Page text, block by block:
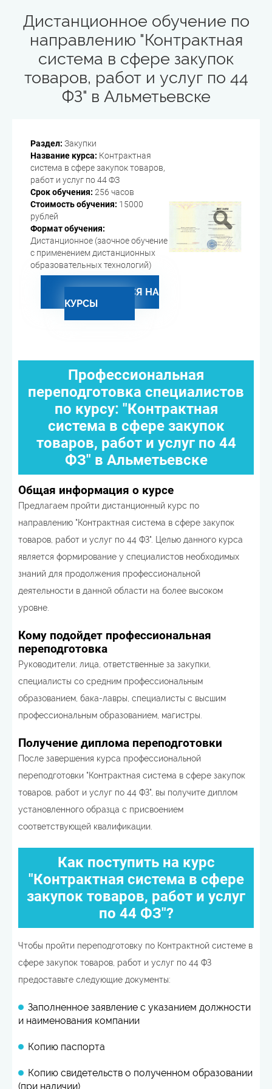
Дистанционное обучение по
направлению "Контрактная
система в сфере закупок
товаров, работ и услуг по 44
ФЗ" в Альметьевске
Раздел: Закупки
Название курса: Контрактная
система в сфере закупок товаров,
работ и услуг по 44 ФЗ
Срок обучения: 256 часов
Стоимость обучения: 15000
рублей
Формат обучения:
Дистанционное (заочное обучение
с применением дистанционных
образовательных технологий)
ЗАПИСАТЬСЯ НА
КУРСЫ
Профессиональная
переподготовка специалистов
по курсу: "Контрактная
система в сфере закупок
товаров, работ и услуг по 44
ФЗ" в Альметьевске
Общая информация о курсе
Предлагаем пройти дистанционный курс по
направлению "Контрактная система в сфере закупок
товаров, работ и услуг по 44 ФЗ". Целью данного курса
является формирование у специалистов необходимых
знаний для продолжения профессиональной
деятельности в данной области на более высоком
уровне.
Кому подойдет профессиональная
переподготовка
Руководители; лица, ответственные за закупки,
специалисты со средним профессиональным
образованием, бака-лавры, специалисты с высшим
профессиональным образованием, магистры.
Получение диплома переподготовки
После завершения курса профессиональной
переподготовки "Контрактная система в сфере закупок
товаров, работ и услуг по 44 ФЗ", вы получите диплом
установленного образца с присвоением
соответствующей квалификации.
Как поступить на курс
"Контрактная система в сфере
закупок товаров, работ и услуг
по 44 ФЗ"?
Чтобы пройти переподготовку по Контрактной системе в
сфере закупок товаров, работ и услуг по 44 ФЗ
предоставьте следующие документы:
Заполненное заявление с указанием должности
и наименования компании
Копию паспорта
Копию свидетельств о полученном образовании
(при наличии)